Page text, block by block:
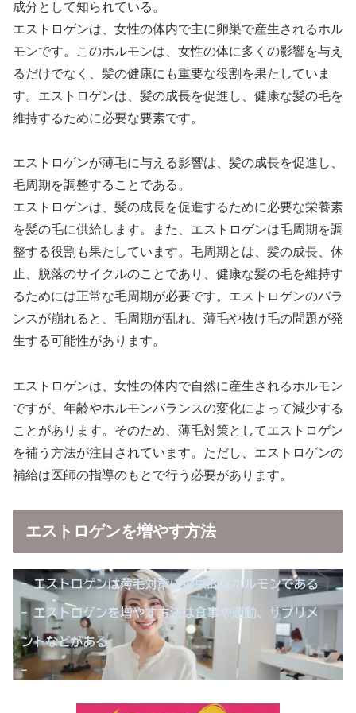
成分として知られている。
エストロゲンは、女性の体内で主に卵巣で産生されるホル
モンです。このホルモンは、女性の体に多くの影響を与え
るだけでなく、髪の健康にも重要な役割を果たしていま
す。エストロゲンは、髪の成長を促進し、健康な髪の毛を
維持するために必要な要素です。
エストロゲンが薄毛に与える影響は、髪の成長を促進し、
毛周期を調整することである。
エストロゲンは、髪の成長を促進するために必要な栄養素
を髪の毛に供給します。また、エストロゲンは毛周期を調
整する役割も果たしています。毛周期とは、髪の成長、休
止、脱落のサイクルのことであり、健康な髪の毛を維持す
るためには正常な毛周期が必要です。エストロゲンのバラ
ンスが崩れると、毛周期が乱れ、薄毛や抜け毛の問題が発
生する可能性があります。
エストロゲンは、女性の体内で自然に産生されるホルモン
ですが、年齢やホルモンバランスの変化によって減少する
ことがあります。そのため、薄毛対策としてエストロゲン
を補う方法が注目されています。ただし、エストロゲンの
補給は医師の指導のもとで行う必要があります。
エストロゲンを増やす方法